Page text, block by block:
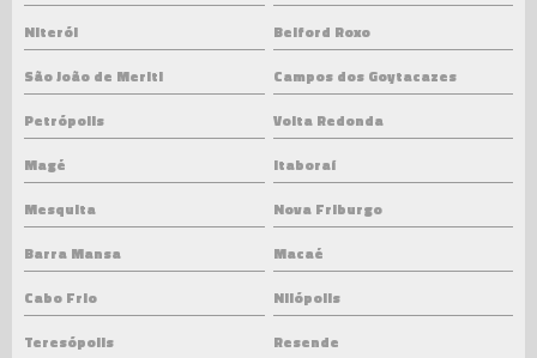
Niterói
Belford Roxo
São João de Meriti
Campos dos Goytacazes
Petrópolis
Volta Redonda
Magé
Itaboraí
Mesquita
Nova Friburgo
Barra Mansa
Macaé
Cabo Frio
Nilópolis
Teresópolis
Resende